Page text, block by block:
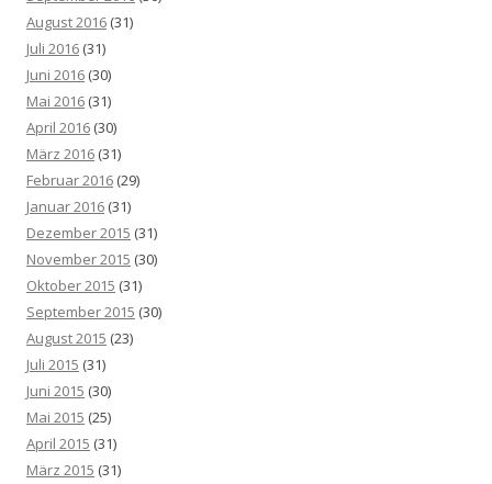
August 2016 (31)
Juli 2016 (31)
Juni 2016 (30)
Mai 2016 (31)
April 2016 (30)
März 2016 (31)
Februar 2016 (29)
Januar 2016 (31)
Dezember 2015 (31)
November 2015 (30)
Oktober 2015 (31)
September 2015 (30)
August 2015 (23)
Juli 2015 (31)
Juni 2015 (30)
Mai 2015 (25)
April 2015 (31)
März 2015 (31)